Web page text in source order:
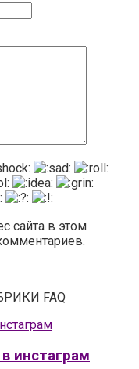
сайта в этом
FAQ
инстаграм